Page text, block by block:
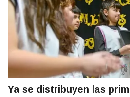
Ya se distribuyen las